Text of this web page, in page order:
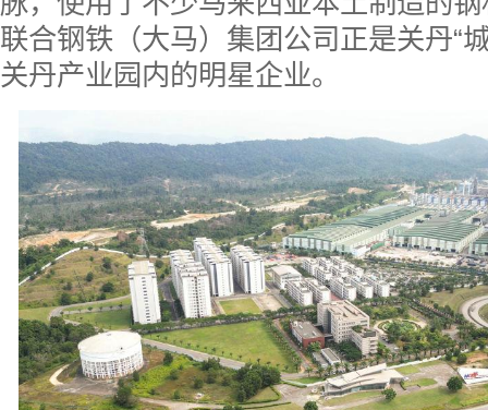
联合钢铁（大马）集团公司正是关丹
关丹产业园内的明星企业。